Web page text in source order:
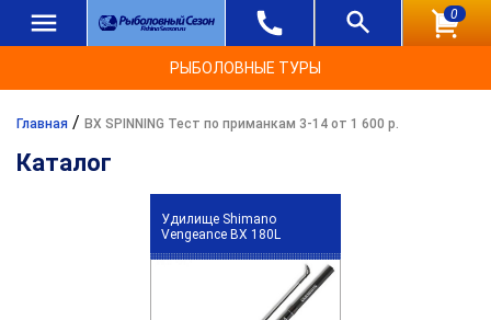
0
РЫБОЛОВНЫЕ ТУРЫ
Главная / BX SPINNING Тест по приманкам 3-14 от 1 600 р.
Каталог
Удилище Shimano
Vengeance BX 180L